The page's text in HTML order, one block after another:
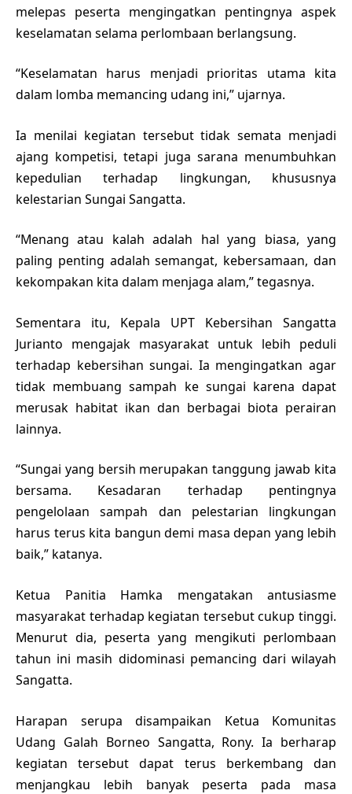
melepas peserta mengingatkan pentingnya aspek
keselamatan selama perlombaan berlangsung.
“Keselamatan harus menjadi prioritas utama kita
dalam lomba memancing udang ini,” ujarnya.
Ia menilai kegiatan tersebut tidak semata menjadi
ajang kompetisi, tetapi juga sarana menumbuhkan
kepedulian terhadap lingkungan, khususnya
kelestarian Sungai Sangatta.
“Menang atau kalah adalah hal yang biasa, yang
paling penting adalah semangat, kebersamaan, dan
kekompakan kita dalam menjaga alam,” tegasnya.
Sementara itu, Kepala UPT Kebersihan Sangatta
Jurianto mengajak masyarakat untuk lebih peduli
terhadap kebersihan sungai. Ia mengingatkan agar
tidak membuang sampah ke sungai karena dapat
merusak habitat ikan dan berbagai biota perairan
lainnya.
“Sungai yang bersih merupakan tanggung jawab kita
bersama. Kesadaran terhadap pentingnya
pengelolaan sampah dan pelestarian lingkungan
harus terus kita bangun demi masa depan yang lebih
baik,” katanya.
Ketua Panitia Hamka mengatakan antusiasme
masyarakat terhadap kegiatan tersebut cukup tinggi.
Menurut dia, peserta yang mengikuti perlombaan
tahun ini masih didominasi pemancing dari wilayah
Sangatta.
Harapan serupa disampaikan Ketua Komunitas
Udang Galah Borneo Sangatta, Rony. Ia berharap
kegiatan tersebut dapat terus berkembang dan
menjangkau lebih banyak peserta pada masa